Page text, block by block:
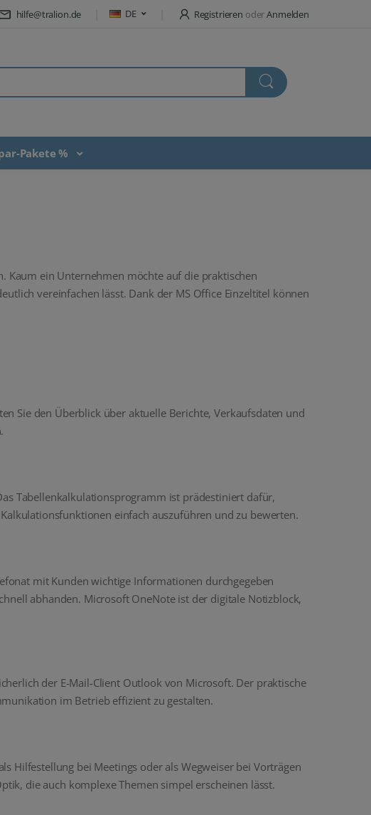
hilfe@tralion.de DE Registrieren oderAnmelden
Pakete %
Kaum ein Unternehmen möchte auf die praktischen
vereinfachen lässt. Dank der MS Office Einzeltitel können
Sie den Überblick über aktuelle Berichte, Verkaufsdaten und
Tabellenkalkulationsprogramm ist prädestiniert dafür,
einfach auszuführen und zu bewerten.
mit Kunden wichtige Informationen durchgegeben
abhanden. Microsoft OneNote ist der digitale Notizblock,
der E-Mail-Client Outlook von Microsoft. Der praktische
im Betrieb effizient zu gestalten.
Hilfestellung bei Meetings oder als Wegweiser bei Vorträgen
die auch komplexe Themen simpel erscheinen lässt.